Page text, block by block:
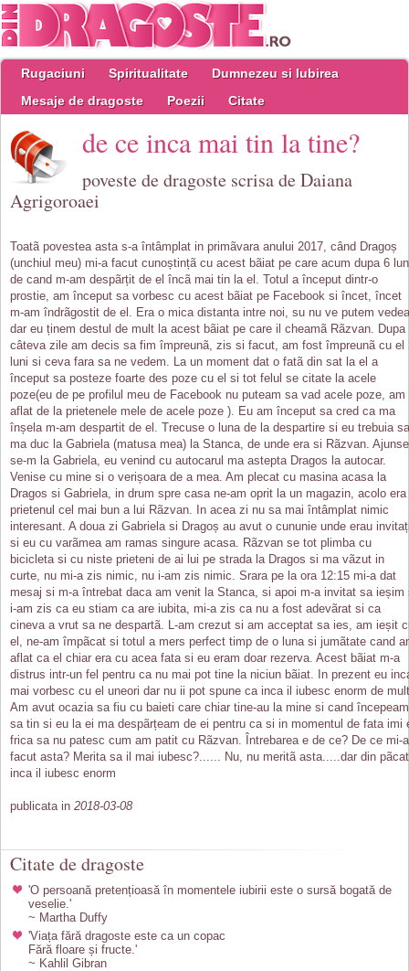
Rugaciuni Spiritualitate
Dumnezeu si Iubirea
Mesaje de dragoste
Poezii Citate
de ce inca mai tin la tine?
poveste de dragoste scrisa de Daiana
Agrigoroaei
Toatã povestea asta s-a întâmplat in primãvara anului 2017, când Dragoș
(unchiul meu) mi-a facut cunoștințã cu acest bãiat pe care acum dupa 6
de cand m-am despãrțit de el încã mai tin la el. Totul a început dintr-o
prostie, am început sa vorbesc cu acest bãiat pe Facebook si încet, încet
m-am îndrãgostit de el. Era o mica distanta intre noi, su nu ve putem vedea
dar eu ținem destul de mult la acest bãiat pe care il cheamã Rãzvan. Dupa
câteva zile am decis sa fim împreunã, zis si facut, am fost împreunã cu el
luni si ceva fara sa ne vedem. La un moment dat o fatã din sat la el a
început sa posteze foarte des poze cu el si tot felul se citate la acele
poze(eu de pe profilul meu de Facebook nu puteam sa vad acele poze, am
aflat de la prietenele mele de acele poze ). Eu am început sa cred ca ma
înșela m-am despartit de el. Trecuse o luna de la despartire si eu trebuia sa
ma duc la Gabriela (matusa mea) la Stanca, de unde era si Rãzvan.
se-m la Gabriela, eu venind cu autocarul ma astepta Dragos la autocar.
Venise cu mine si o verișoara de a mea. Am plecat cu masina acasa la
Dragos si Gabriela, in drum spre casa ne-am oprit la un magazin, acolo era
prietenul cel mai bun a lui Rãzvan. In acea zi nu sa mai întâmplat nimic
interesant. A doua zi Gabriela si Dragoș au avut o cununie unde erau
si eu cu varãmea am ramas singure acasa. Rãzvan se tot plimba cu
bicicleta si cu niste prieteni de ai lui pe strada la Dragos si ma vãzut in
curte, nu mi-a zis nimic, nu i-am zis nimic. Srara pe la ora 12:15 mi-a dat
mesaj si m-a întrebat daca am venit la Stanca, si apoi m-a invitat sa ieșim
i-am zis ca eu stiam ca are iubita, mi-a zis ca nu a fost adevãrat si ca
cineva a vrut sa ne despartã. L-am crezut si am acceptat sa ies, am ieșit
el, ne-am împãcat si totul a mers perfect timp de o luna si jumãtate cand
aflat ca el chiar era cu acea fata si eu eram doar rezerva. Acest bãiat m-a
distrus intr-un fel pentru ca nu mai pot tine la niciun bãiat. In prezent eu
mai vorbesc cu el uneori dar nu ii pot spune ca inca il iubesc enorm de
Am avut ocazia sa fiu cu baieti care chiar tine-au la mine si cand începeam
sa tin si eu la ei ma despãrțeam de ei pentru ca si in momentul de fata imi
frica sa nu patesc cum am patit cu Rãzvan. Întrebarea e de ce? De ce mi-a
facut asta? Merita sa il mai iubesc?...... Nu, nu meritã asta.....dar din
inca il iubesc enorm
publicata in 2018-03-08
Citate de dragoste
'O persoană pretențioasă în momentele iubirii este o sursă bogată de
veselie.'
~ Martha Duffy
'Viața fără dragoste este ca un copac
Fără floare și fructe.'
~ Kahlil Gibran